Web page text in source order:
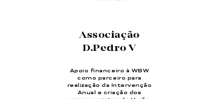
Associação
D.Pedro V
Apoio financeiro à WBW
como parceiro para
realização da Intervenção
Anual e criação dos